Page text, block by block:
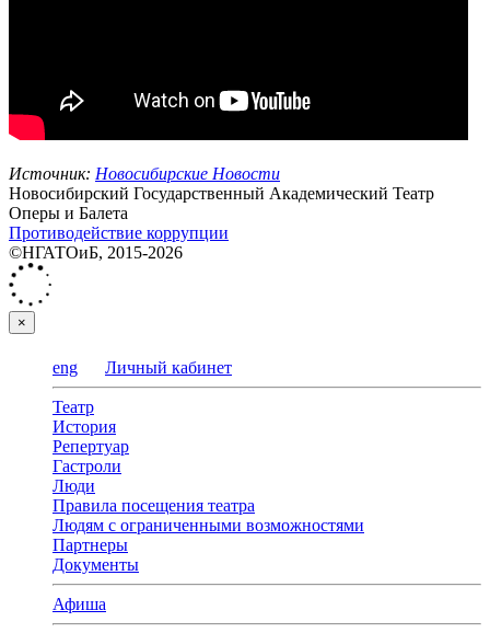
Источник: Новосибирские Новости
Новосибирский Государственный Академический Театр
Оперы и Балета
Противодействие коррупции
©НГАТОиБ, 2015-2026
×
eng Личный кабинет
Театр
История
Репертуар
Гастроли
Люди
Правила посещения театра
Людям с ограниченными возможностями
Партнеры
Документы
Афиша